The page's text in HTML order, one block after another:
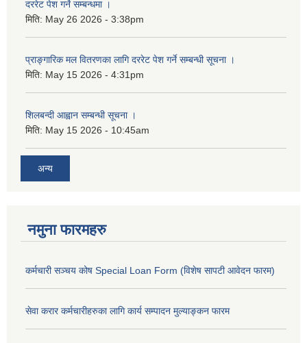
दररेट पेश गर्ने सम्बन्धमा ।
मिति: May 26 2026 - 3:38pm
प्राङ्गारिक मल वितरणका लागि दररेट पेश गर्ने सम्बन्धी सूचना ।
मिति: May 15 2026 - 4:31pm
शिलबन्दी आह्वान सम्बन्धी सूचना ।
मिति: May 15 2026 - 10:45am
अन्य
नमुना फारमहरु
कर्मचारी सञ्चय कोष Special Loan Form (विशेष सापटी आवेदन फारम)
सेवा करार कर्मचारीहरुका लागि कार्य सम्पादन मुल्याङ्कन फारम